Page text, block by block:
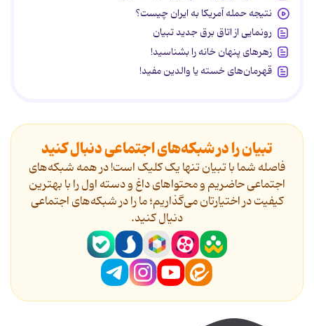
نتیجه حمله آمریکا به ایران چیست؟
رونمایی از اتاق برق جدید تبیان
زهرهای پنهان خانه را بشناسید!
قهرمان‌های خسته یا والدین مفید!
تبیان را در شبکه‌های اجتماعی دنبال کنید
فاصله شما با تبیان تنها یک کلیک است! در همه شبکه‌های
اجتماعی حاضریم و محتواهای داغ و دسته اول را با بهترین
کیفیت در اختیارتان می‌گذاریم؛ ما را در شبکه‌های اجتماعی
دنیال کنید.